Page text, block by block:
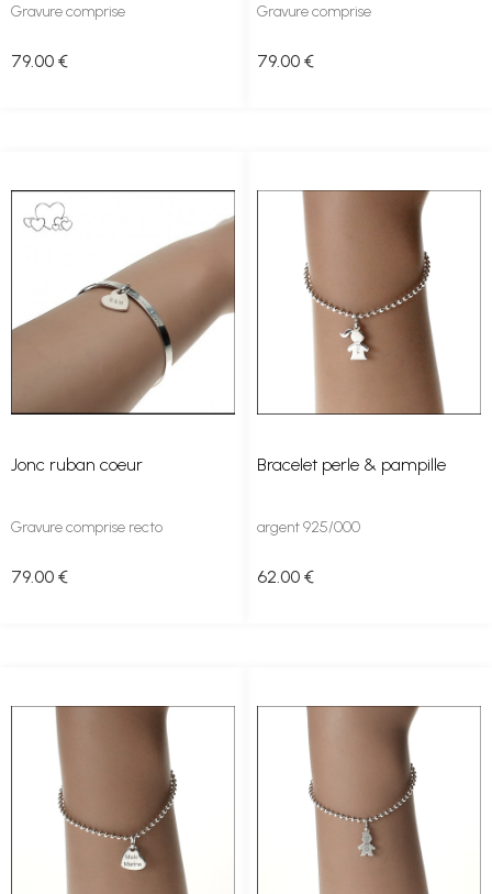
Gravure comprise
79.00 €
Gravure comprise
79.00 €
Jonc ruban coeur
Gravure comprise recto
79.00 €
Bracelet perle & pampille
argent 925/000
62 .00 €